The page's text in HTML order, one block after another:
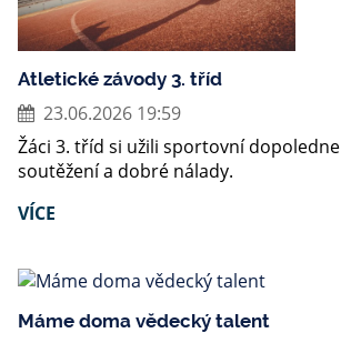
Atletické závody 3. tříd
23.06.2026 19:59
Žáci 3. tříd si užili sportovní
soutěžení a dobré nálady.
VÍCE
Máme doma vědecký talent